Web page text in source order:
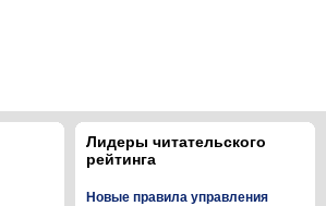
Лидеры читательского
рейтинга
Новые правила управления